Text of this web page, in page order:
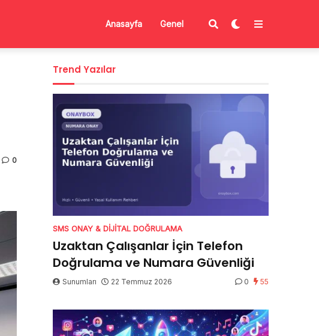
Anasayfa Genel
0
Trend Yazılar
SMS ONAY & DIJITAL DOĞRULAMA
Uzaktan Çalışanlar İçin Telefon
Doğrulama ve Numara Güvenliği
Sunumları 22 Temmuz 2026 0 55